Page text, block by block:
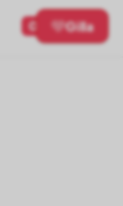
0 Gilla